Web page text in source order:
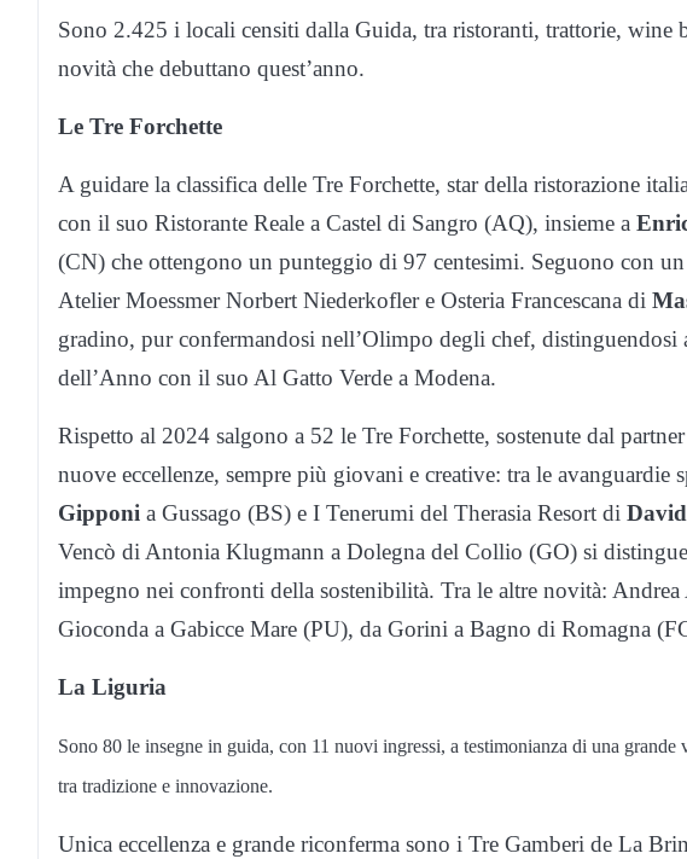
Sono 2.425 i locali censiti dalla Guida, tra ristoranti, trattorie, wine
novità che debuttano quest’anno.
Le Tre Forchette
A guidare la classifica delle Tre Forchette, star della ristorazione
con il suo Ristorante Reale a Castel di Sangro (AQ), insieme a
(CN) che ottengono un punteggio di 97 centesimi. Seguono con
Atelier Moessmer Norbert Niederkofler e Osteria Francescana di
gradino, pur confermandosi nell’Olimpo degli chef, distinguendosi
dell’Anno con il suo Al Gatto Verde a Modena.
Rispetto al 2024 salgono a 52 le Tre Forchette, sostenute dal
nuove eccellenze, sempre più giovani e creative: tra le avanguardie
Gipponi a Gussago (BS) e I Tenerumi del Therasia Resort di
Vencò di Antonia Klugmann a Dolegna del Collio (GO) si
impegno nei confronti della sostenibilità. Tra le altre novità:
Gioconda a Gabicce Mare (PU), da Gorini a Bagno di Romagna
La Liguria
Sono 80 le insegne in guida, con 11 nuovi ingressi, a testimonianza di una
tra tradizione e innovazione.
Unica eccellenza e grande riconferma sono i Tre Gamberi de La